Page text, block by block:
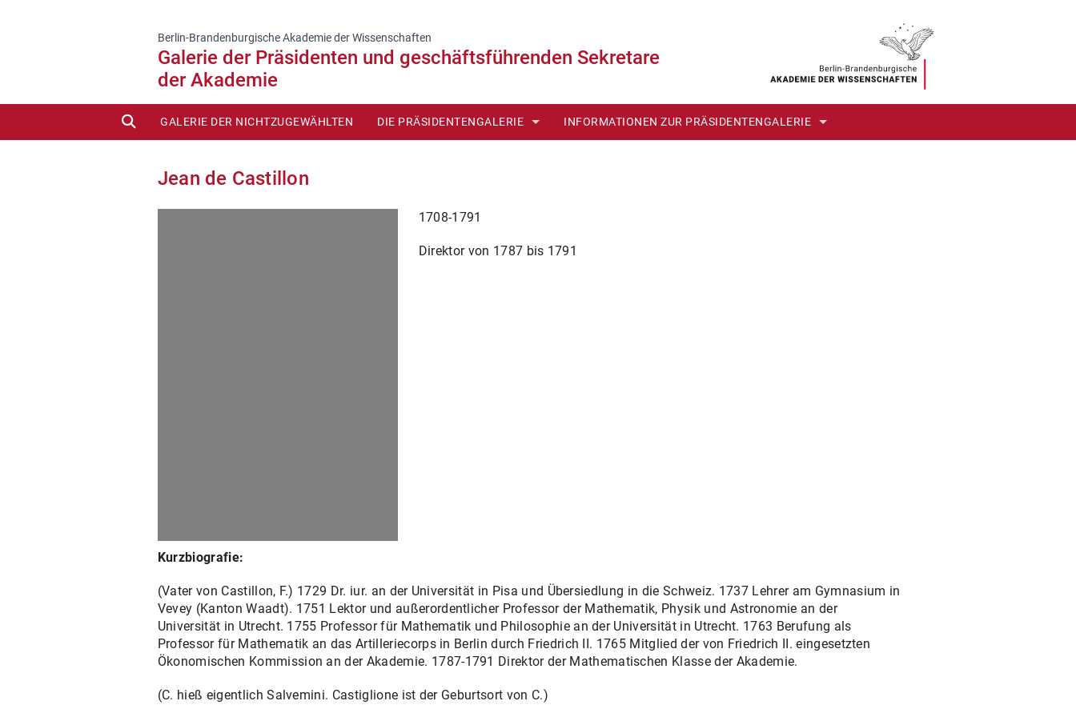
Berlin-Brandenburgische Akademie der Wissenschaften
Galerie der Präsidenten und geschäftsführenden Sekretare
der Akademie
SUCHE
GALERIE DER NICHTZUGEWÄHLTEN DIE PRÄSIDENTENGALERIE INFORMATIONEN ZUR PRÄSIDENTENGALERIE
Jean de Castillon
1708-1791
Direktor von 1787 bis 1791
Kurzbiografie:
(Vater von Castillon, F.) 1729 Dr. iur. an der Universität in Pisa und Übersiedlung in die Schweiz. 1737 Lehrer am Gymnasium in
Vevey (Kanton Waadt). 1751 Lektor und außerordentlicher Professor der Mathematik, Physik und Astronomie an der
Universität in Utrecht. 1755 Professor für Mathematik und Philosophie an der Universität in Utrecht. 1763 Berufung als
Professor für Mathematik an das Artilleriecorps in Berlin durch Friedrich II. 1765 Mitglied der von Friedrich II. eingesetzten
Ökonomischen Kommission an der Akademie. 1787-1791 Direktor der Mathematischen Klasse der Akademie.
(C. hieß eigentlich Salvemini. Castiglione ist der Geburtsort von C.)